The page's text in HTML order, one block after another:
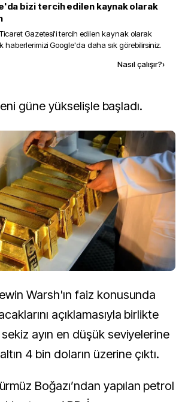
bizi tercih edilen kaynak olarak
Gazetesi'i tercih edilen kaynak olarak
haberlerimizi Google'da daha sık görebilirsiniz.
Nasıl çalışır?›
güne yükselişle başladı.
Warsh'ın faiz konusunda
açıklamasıyla birlikte
ayın en düşük seviyelerine
4 bin doların üzerine çıktı.
Boğazı’ndan yapılan petrol